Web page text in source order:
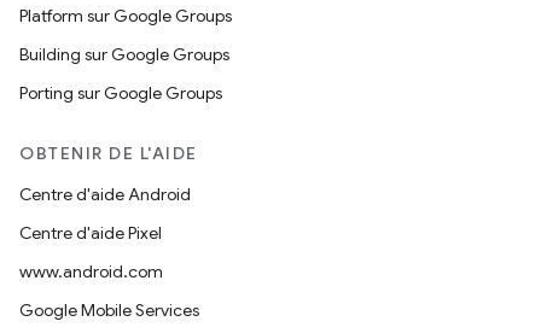
Platform sur Google Groups
Building sur Google Groups
Porting sur Google Groups
OBTENIR DE L'AIDE
Centre d'aide Android
Centre d'aide Pixel
www.android.com
Google Mobile Services